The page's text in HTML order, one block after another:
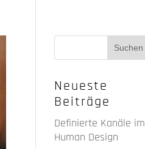
Neueste
Beiträge
Definierte Kanäle im
Human Design